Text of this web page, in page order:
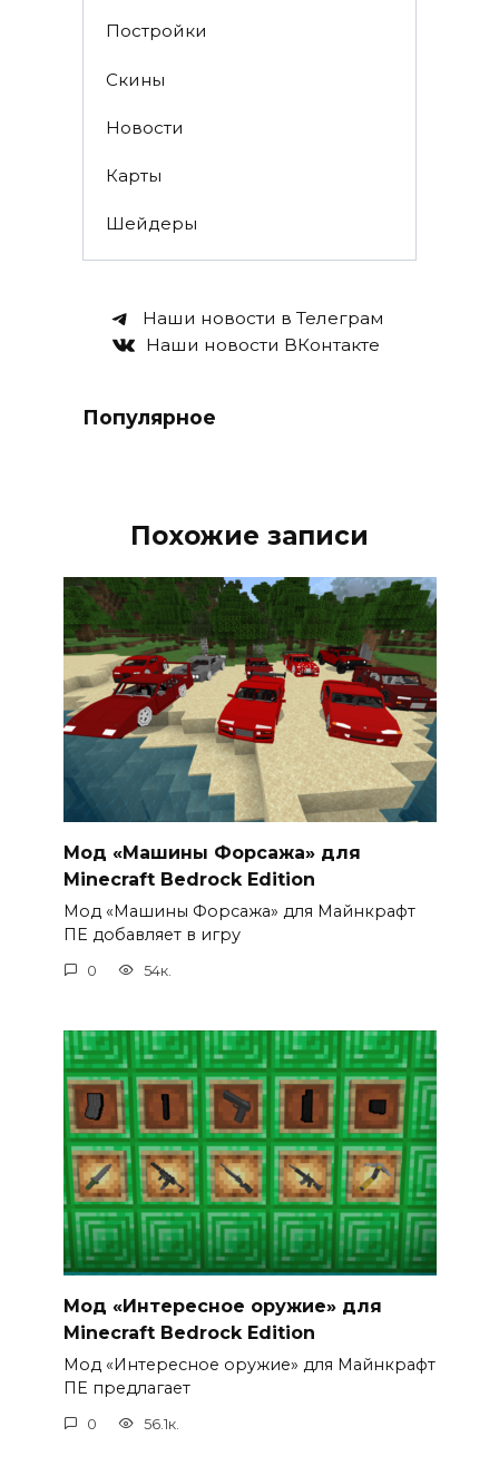
Постройки
Скины
Новости
Карты
Шейдеры
Наши новости в Телеграм
Наши новости ВКонтакте
Популярное
Похожие записи
Мод «Машины Форсажа» для
Minecraft Bedrock Edition
Мод «Машины Форсажа» для Майнкрафт
ПЕ добавляет в игру
0 54к.
Мод «Интересное оружие» для
Minecraft Bedrock Edition
Мод «Интересное оружие» для Майнкрафт
ПЕ предлагает
0 56.1к.